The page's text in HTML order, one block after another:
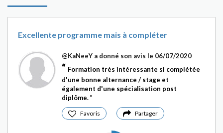
Excellente programme mais à compléter
@KaNeeY a donné son avis le 06/07/2020
Formation très intéressante si complétée
d'une bonne alternance / stage et
également d'une spécialisation post
diplôme.
Favoris Partager